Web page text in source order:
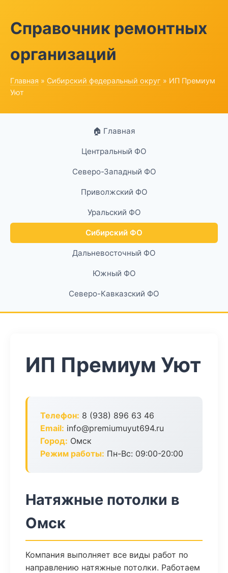
Справочник ремонтных
организаций
Главная » Сибирский федеральный округ » ИП Премиум
Уют
🏠 Главная
Центральный ФО
Северо-Западный ФО
Приволжский ФО
Уральский ФО
Сибирский ФО
Дальневосточный ФО
Южный ФО
Северо-Кавказский ФО
ИП Премиум Уют
Телефон: 8 (938) 896 63 46
Email: info@premiumuyut694.ru
Город: Омск
Режим работы: Пн-Вс: 09:00-20:00
Натяжные потолки в
Омск
Компания выполняет все виды работ по
направлению натяжные потолки. Работаем